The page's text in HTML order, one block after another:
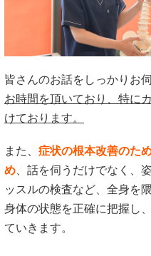
皆さんのお話をしっかりお
お時間を頂いており、特に
けております。
また、 症状の根本改善のた
め、話を伺うだけでなく、
ッスルの検査など、全身を
身体の状態を正確に把握し
ていきます。